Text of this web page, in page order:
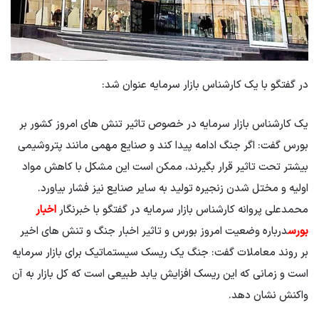
در گفتگو با یک کارشناس بازار سرمایه عنوان شد:
یک کارشناس بازار سرمایه در خصوص تاثیر تنش های امروز کشور بر
بورس گفت: اگر جنگ ادامه پیدا کند و صنایع مهمی مانند پتروشیمی
بیشتر تحت تاثیر قرار بگیرند، ممکن است این مشکل با کاهش مواد
اولیه و مختل شدن زنجیره تولید به سایر صنایع نیز فشار بیاورد.
محمدعلی پروانه کارشناس بازار سرمایه در گفتگو با خبرنگاراخبار
بورسدرباره وضعیت امروز بورس و تاثیر اخبار جنگ و تنش های اخیر
بر روند معاملات گفت: جنگ یک ریسک سیستماتیک برای بازار سرمایه
است و زمانی که این ریسک افزایش یابد طبیعی است که کل بازار به آن
واکنش نشان دهد.